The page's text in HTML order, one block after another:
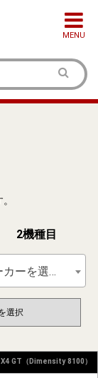
MENU
2機種目
メーカーを選択
X4 GT（Dimensity 8100）